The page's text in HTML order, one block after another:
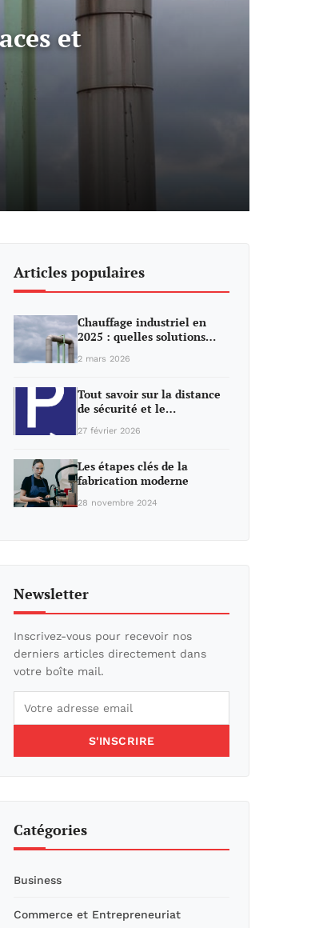
et
Articles populaires
Chauffage industriel en
2025 : quelles solutions…
2 mars 2026
Tout savoir sur la distance
de sécurité et le…
27 février 2026
Les étapes clés de la
fabrication moderne
28 novembre 2024
Newsletter
Inscrivez-vous pour recevoir nos
derniers articles directement dans
votre boîte mail.
S'INSCRIRE
Catégories
Business
Commerce et Entrepreneuriat